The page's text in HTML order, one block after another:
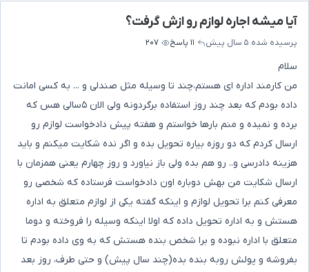
آیا میشه اجاره لوازم رو ازش گرفت؟
پرسیده شده ۵ سال پیش ۱۱ پاسخ ۲۰۷
سلام
من کارمند اداره ای هستم،چند تا وسیله مثل صندلی و ... به کسی امانت
داده بودم که بعد چند روز استفاده برگردونه ولی الان ۵سالی هس که
برده و نمیده و منم بارها خواستم و هفته پیش دادخواست لوازم رو
ارسال کردم که دو روزه بیاره تحویل بده و اگر نده شکایت میکنم و باید
هزینه دادرسی و.. رو هم بده ولی باز نیاورد و روز چهارم یعنی همزمان با
ارسال شکایت من بهش دوباره اون دادخواست فرستاده که شخصی رو
معرفی کنم برا تحویل لوازم و اینکه گفته یکی از لوازم متعلق به اداره
هستش و به اداره تحویل داده که اولا اینکه وسیله را فروخته و دوما
متعلق با اداره نبوده و برا شخص بنده هستش که به وی داده بودم تا
بفروشه و پولش روبه بنده بده(چند سال پیش) و حتی طرف، روز بعد